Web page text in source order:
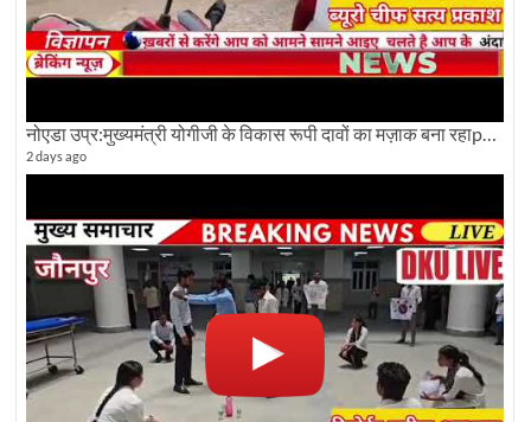
नोएडा उप्र:मुख्यमंत्री योगीजी के विकास रूपी दावों का मज़ाक बना रहाpwdविभाग:देखे ग्राउण्ड रिपोर्टिंग
2 days ago